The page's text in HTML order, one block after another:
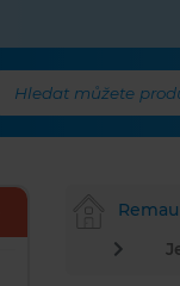
Hledat můžete